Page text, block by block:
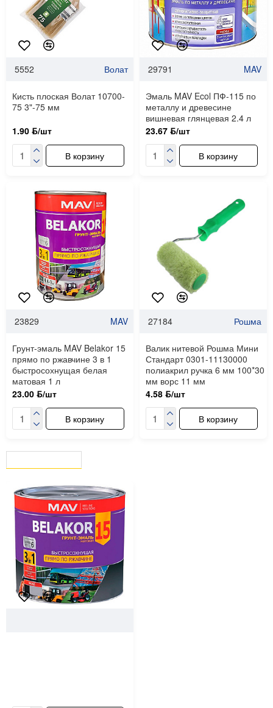
5552 Волат
Кисть плоская Волат 10700-
75 3"-75 мм
1.90 ƃ/шт
В корзину
29791 MAV
Эмаль MAV Ecol ПФ-115 по
металлу и древесине
вишневая глянцевая 2.4 л
23.67 ƃ/шт
В корзину
23829 MAV
Грунт-эмаль MAV Belakor 15
прямо по ржавчине 3 в 1
быстросохнущая белая
матовая 1 л
23.00 ƃ/шт
В корзину
27184 Рошма
Валик нитевой Рошма Мини
Стандарт 0301-11130000
полиакрил ручка 6 мм 100*30
мм ворс 11 мм
4.58 ƃ/шт
В корзину